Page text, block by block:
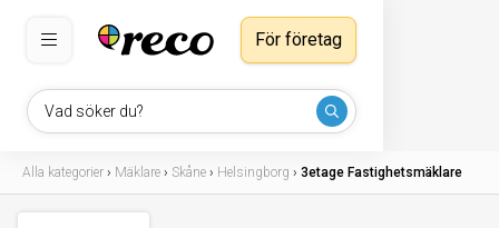
Vad söker du?
För företag
Alla kategorier › Mäklare › Skåne › Helsingborg › 3etage Fastighetsmäklare